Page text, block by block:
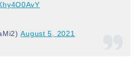
August 5, 2021